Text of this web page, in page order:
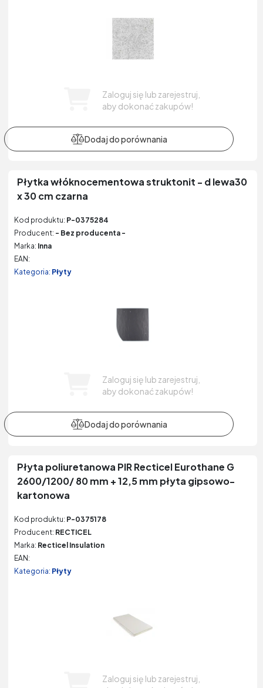
Zaloguj się lub zarejestruj,
aby dokonać zakupów!
Płytka włóknocementowa struktonit - d lewa30
x 30 cm czarna
Kod produktu: P-0375284
Producent: - Bez producenta -
Marka: Inna
EAN:
Kategoria: Płyty
Zaloguj się lub zarejestruj,
aby dokonać zakupów!
Płyta poliuretanowa PIR Recticel Eurothane G
2600/1200/ 80 mm + 12,5 mm płyta gipsowo-
kartonowa
Kod produktu: P-0375178
Producent: RECTICEL
Marka: Recticel Insulation
EAN:
Kategoria: Płyty
Zaloguj się lub zarejestruj,